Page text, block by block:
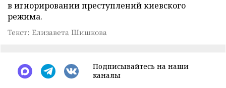
в игнорировании преступлений киевского
режима.
Текст: Елизавета Шишкова
Подписывайтесь на наши
каналы